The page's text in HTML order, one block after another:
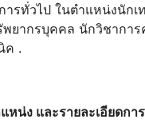
ารทั่วไป ในตําแหน่งนักเ
ยากรบุคคล นักวิชาการ
ค .
หน่ง และรายละเอียดกา